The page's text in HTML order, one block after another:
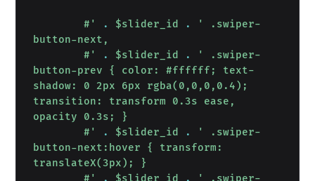
        #'
. $slider_id .
' .swiper-
button-next,
        #'
. $slider_id .
' .swiper-
button-prev { color: #ffffff; text-
shadow: 0 2px 6px rgba(0,0,0,0.4);
transition: transform 0.3s ease,
opacity 0.3s; }
        #'
. $slider_id .
' .swiper-
button-next:hover { transform:
translateX(3px); }
        #'
. $slider_id .
' .swiper-